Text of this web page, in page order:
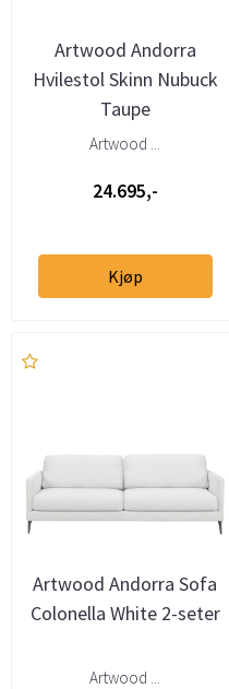
Artwood Andorra
Hvilestol Skinn Nubuck
Taupe
Artwood ...
24.695,-
Kjøp
Artwood Andorra Sofa
Colonella White 2-seter
Artwood ...